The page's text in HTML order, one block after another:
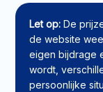
Let op: De
de website
eigen bijdrage
wordt,
persoonlijke